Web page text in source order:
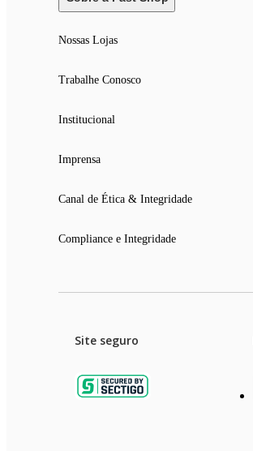
Nossas Lojas
Trabalhe Conosco
Institucional
Imprensa
Canal de Ética & Integridade
Compliance e Integridade
Site seguro